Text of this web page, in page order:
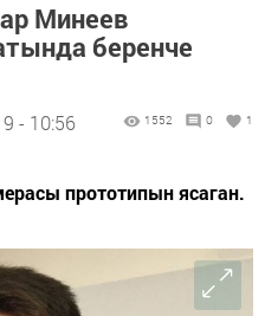
Минеев
беренче
- 10:56 1552 0 1
прототипын ясаган.